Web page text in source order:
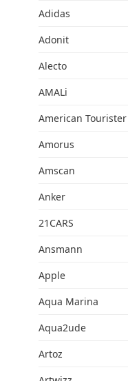
Adidas
Adonit
Alecto
AMALi
American Tourister
Amorus
Amscan
Anker
21CARS
Ansmann
Apple
Aqua Marina
Aqua2ude
Artoz